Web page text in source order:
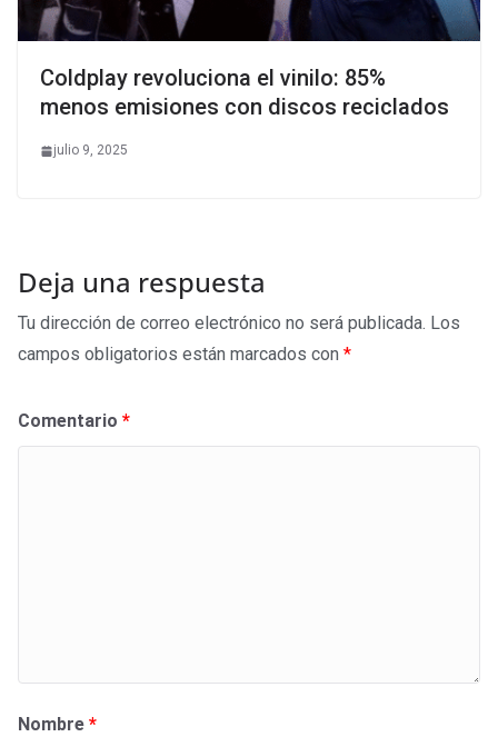
Coldplay revoluciona el vinilo: 85%
menos emisiones con discos reciclados
julio 9, 2025
Deja una respuesta
Tu dirección de correo electrónico no será publicada. Los
campos obligatorios están marcados con *
Comentario *
Nombre *